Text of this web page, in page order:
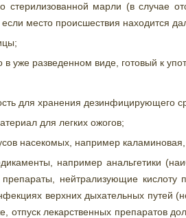
марли (в случае
место происшествия находится
уже разведенном виде, готовый к
для хранения дезинфицирующего
для легких ожогов;
насекомых, например
например анальгетики
нейтрализующие
верхних дыхательных путей
отпуск лекарственных препаратов